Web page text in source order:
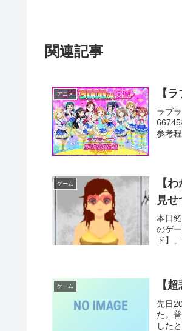
関連記事
アニメ 【
ラブ
参考
ゲーム
【
見せ
本日
のゲ
ド】
ゲーム 【
先日
た。
した